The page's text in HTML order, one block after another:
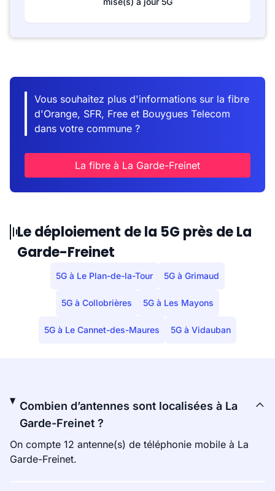
Vous souhaitez plus d'informations sur la fibre
d'Orange, SFR, Free et Bouygues Telecom
dans votre commune ?
La fibre à La Garde-Freinet
Le déploiement de la 5G près de La
Garde-Freinet
5G à Le Plan-de-la-Tour 5G à Grimaud
5G à Collobrières 5G à Les Mayons
5G à Le Cannet-des-Maures 5G à Vidauban
Combien d’antennes sont localisées à La
Garde-Freinet ?
On compte 12 antenne(s) de téléphonie mobile à La
Garde-Freinet.